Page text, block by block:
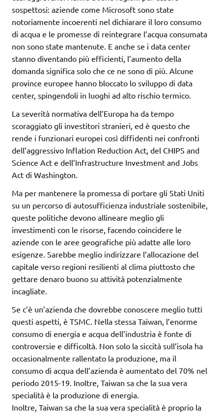
sospettosi: aziende come Microsoft sono state
notoriamente incoerenti nel dichiarare il loro consumo
di acqua e le promesse di reintegrare l’acqua consumata
non sono state mantenute. E anche se i data center
stanno diventando più efficienti, l’aumento della
domanda significa solo che ce ne sono di più. Alcune
province europee hanno bloccato lo sviluppo di data
center, spingendoli in luoghi ad alto rischio termico.
La severità normativa dell’Europa ha da tempo
scoraggiato gli investitori stranieri, ed è questo che
rende i funzionari europei così diffidenti nei confronti
dell’aggressivo Inflation Reduction Act, del CHIPS and
Science Act e dell’Infrastructure Investment and Jobs
Act di Washington.
Ma per mantenere la promessa di portare gli Stati Uniti
su un percorso di autosufficienza industriale sostenibile,
queste politiche devono allineare meglio gli
investimenti con le risorse, facendo coincidere le
aziende con le aree geografiche più adatte alle loro
esigenze. Sarebbe meglio indirizzare l’allocazione del
capitale verso regioni resilienti al clima piuttosto che
gettare denaro buono su attività potenzialmente
incagliate.
Se c’è un’azienda che dovrebbe conoscere meglio tutti
questi aspetti, è TSMC. Nella stessa Taiwan, l’enorme
consumo di energia e acqua dell’industria è fonte di
controversie e difficoltà. Non solo la siccità sull’isola ha
occasionalmente rallentato la produzione, ma il
consumo di acqua dell’azienda è aumentato del 70% nel
periodo 2015-19. Inoltre, Taiwan sa che la sua vera
specialità è la produzione di energia.
Inoltre, Taiwan sa che la sua vera specialità è proprio la